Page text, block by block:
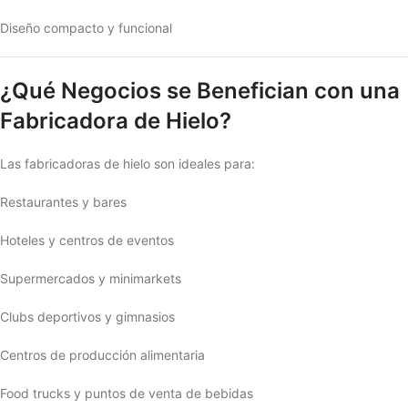
Diseño compacto y funcional
¿Qué Negocios se Benefician con una
Fabricadora de Hielo?
Las fabricadoras de hielo son ideales para:
Restaurantes y bares
Hoteles y centros de eventos
Supermercados y minimarkets
Clubs deportivos y gimnasios
Centros de producción alimentaria
Food trucks y puntos de venta de bebidas